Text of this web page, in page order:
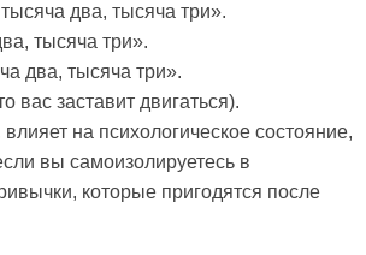
два, тысяча три».
тысяча три».
два, тысяча три».
вас заставит двигаться).
на психологическое состояние,
вы самоизолируетесь в
которые пригодятся после